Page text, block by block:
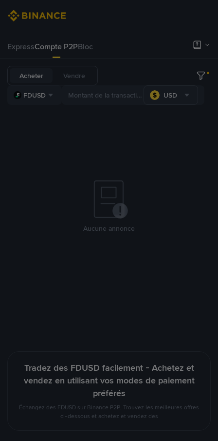
ExpressCompte P2PBloc
Acheter Vendre
FDUSD USD
Aucune annonce
Tradez des FDUSD facilement - Achetez et
vendez en utilisant vos modes de paiement
préférés
Échangez des FDUSD sur Binance P2P. Trouvez les meilleures offres
ci-dessous et achetez et vendez des